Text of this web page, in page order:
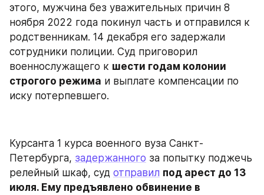
этого, мужчина без уважительных причин 8
ноября 2022 года покинул часть и отправился к
родственникам. 14 декабря его задержали
сотрудники полиции. Суд приговорил
военнослужащего к шести годам колонии
строгого режима и выплате компенсации по
иску потерпевшего.
Курсанта 1 курса военного вуза Санкт-
Петербурга, задержанного за попытку поджечь
релейный шкаф, суд отправил под арест до 13
июля. Ему предъявлено обвинение в